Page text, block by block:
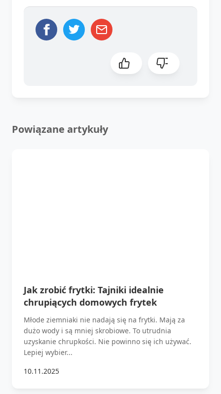
Powiązane artykuły
Jak zrobić frytki: Tajniki idealnie
chrupiących domowych frytek
Młode ziemniaki nie nadają się na frytki. Mają za
dużo wody i są mniej skrobiowe. To utrudnia
uzyskanie chrupkości. Nie powinno się ich używać.
Lepiej wybier...
10.11.2025